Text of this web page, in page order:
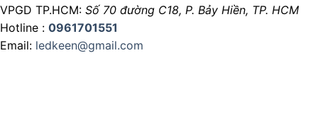
VPGD TP.HCM: Số 70 đường C18, P. Bảy Hiền, TP. HCM
Hotline : 0961701551
Email: ledkeen@gmail.com